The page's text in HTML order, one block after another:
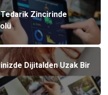
Zincirinde
Dijitalden Uzak Bir